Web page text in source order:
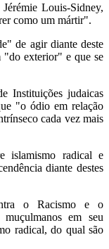
Louis-Sidney,
como um mártir".
de agir diante deste
"do exterior" e que se
Instituições judaicas
"o ódio em relação
cada vez mais
islamismo radical e
diante destes
o Racismo e o
em seu
radical, do qual são